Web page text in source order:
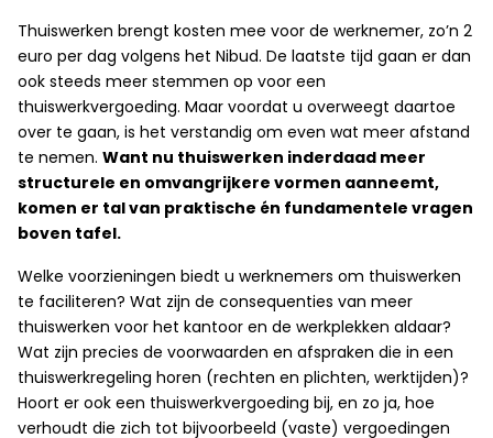
Thuiswerken brengt kosten mee voor de werknemer, zo’n 2
euro per dag volgens het Nibud. De laatste tijd gaan er dan
ook steeds meer stemmen op voor een
thuiswerkvergoeding. Maar voordat u overweegt daartoe
over te gaan, is het verstandig om even wat meer afstand
te nemen. Want nu thuiswerken inderdaad meer
structurele en omvangrijkere vormen aanneemt,
komen er tal van praktische én fundamentele vragen
boven tafel.
Welke voorzieningen biedt u werknemers om thuiswerken
te faciliteren? Wat zijn de consequenties van meer
thuiswerken voor het kantoor en de werkplekken aldaar?
Wat zijn precies de voorwaarden en afspraken die in een
thuiswerkregeling horen (rechten en plichten, werktijden)?
Hoort er ook een thuiswerkvergoeding bij, en zo ja, hoe
verhoudt die zich tot bijvoorbeeld (vaste) vergoedingen